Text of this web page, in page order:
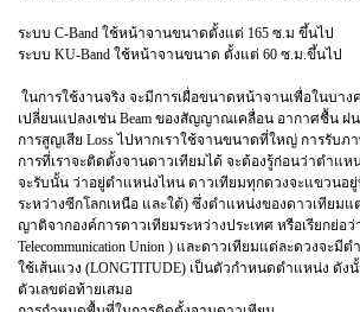
ระบบ C-Band ใช้หน้าจานขนาดตั้งแต่ 165 ซ.ม ขึ้นไป
ระบบ KU-Band ใช้หน้าจานขนาด ตั้งแต่ 60 ซ.ม.ขึ้นไป
ในการใช้งานจริง จะมีการเผื่อขนาดหน้าจานเพื่อในบา
เปลี่ยนแปลงเช่น Beam ของสัญญาณเคลื่อน อากาศชื้น
การสูญเสีย Loss ไปหากเราใช้จานขนาดที่ใหญ่ การรับภ
การที่เราจะติดตั้งจานดาวเทียมได้ จะต้องรู้ก่อนว่าตำแห
จะรับนั้น ว่าอยู่ตำแหน่งไหน ดาวเทียมทุกดวงจะแขวนอยู่
ระหว่างซีกโลกเหนือ และใต้) ซึ่งตำแหน่งของดาวเทียม
ญาติจากองค์การดาวเทียมระหว่างประเทศ หรือเรียกย่อว่
Telecommunication Union ) และดาวเทียมแต่ละดวงจะมี
ใช้เส้นแวง (LONGTITUDE) เป็นตัวกำหนดตำแหน่ง ดัง
ตัวเลขต่อท้ายเสมอ